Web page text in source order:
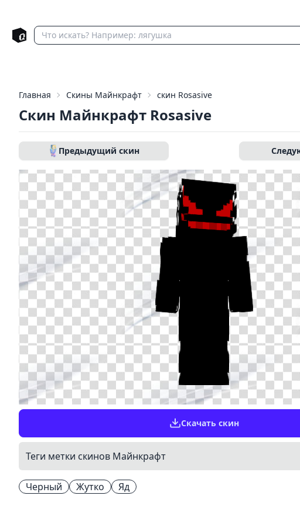
Главная Скины Майнкрафт скин Rosasive
Скин Майнкрафт Rosasive
Предыдущий скин
Скачать скин
Теги метки скинов Майнкрафт
Черный Жутко Яд